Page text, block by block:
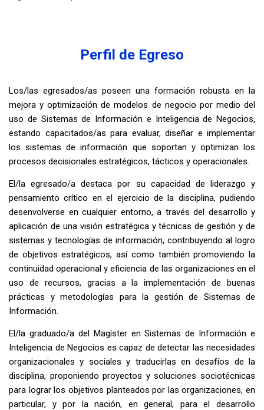
Perfil de Egreso
Los/las egresados/as poseen una formación robusta en la
mejora y optimización de modelos de negocio por medio del
uso de Sistemas de Información e Inteligencia de Negocios,
estando capacitados/as para evaluar, diseñar e implementar
los sistemas de información que soportan y optimizan los
procesos decisionales estratégicos, tácticos y operacionales.
El/la egresado/a destaca por su capacidad de liderazgo y
pensamiento crítico en el ejercicio de la disciplina, pudiendo
desenvolverse en cualquier entorno, a través del desarrollo y
aplicación de una visión estratégica y técnicas de gestión y de
sistemas y tecnologías de información, contribuyendo al logro
de objetivos estratégicos, así como también promoviendo la
continuidad operacional y eficiencia de las organizaciones en el
uso de recursos, gracias a la implementación de buenas
prácticas y metodologías para la gestión de Sistemas de
Información.
El/la graduado/a del Magíster en Sistemas de Información e
Inteligencia de Negocios es capaz de detectar las necesidades
organizacionales y sociales y traducirlas en desafíos de la
disciplina, proponiendo proyectos y soluciones sociotécnicas
para lograr los objetivos planteados por las organizaciones, en
particular, y por la nación, en general, para el desarrollo